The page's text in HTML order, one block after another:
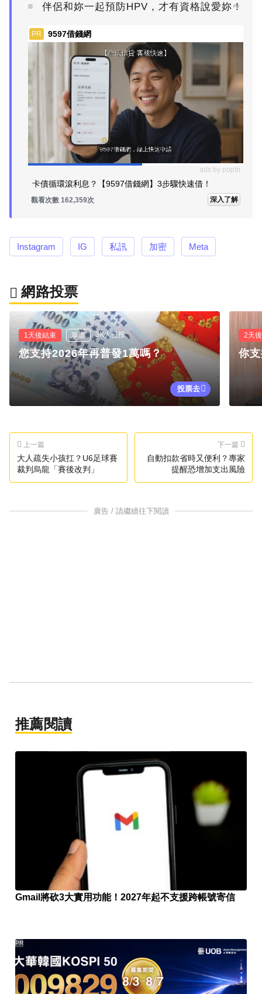
伴侶和妳一起預防HPV，才有資格說愛妳！
PR
PR 9597借錢網
ads by popIn
卡債循環滾利息？【9597借錢網】3步驟快速借！
觀看次數 162,359次 深入了解
Instagram IG 私訊 加密 Meta
網路投票
1天後結束 單選 3K人已投
您支持2026年再普發1萬嗎？
投票去
2天
你
上一篇
大人疏失小孩扛？U6足球賽
裁判烏龍「賽後改判」
下一篇
自動扣款省時又便利？專家
提醒恐增加支出風險
廣告 / 請繼續往下閱讀
推薦閱讀
Gmail將砍3大實用功能！2027年起不支援跨帳號寄信
PR